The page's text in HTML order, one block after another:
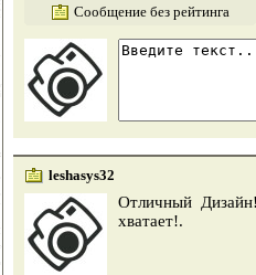
Сообщение без рейтинга
leshasys32
Отличный
хватает!.